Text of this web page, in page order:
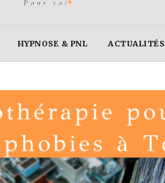
HYPNOSE & PNL ACTUALITÉS